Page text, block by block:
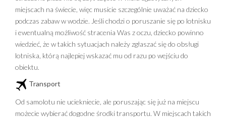
miejscach na świecie, więc musicie szczególnie uważać na dziecko
podczas zabaw w wodzie. Jeśli chodzi o poruszanie się po lotnisku
i ewentualną możliwość stracenia Was z oczu, dziecko powinno
wiedzieć, że w takich sytuacjach należy zgłaszać się do obsługi
lotniska, którą najlepiej wskazać mu od razu po wejściu do
obiektu.
Transport
Od samolotu nie uciekniecie, ale poruszając się już na miejscu
możecie wybierać dogodne środki transportu. W miejscach takich